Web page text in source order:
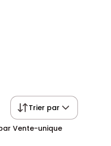
Trier par
Vente-unique